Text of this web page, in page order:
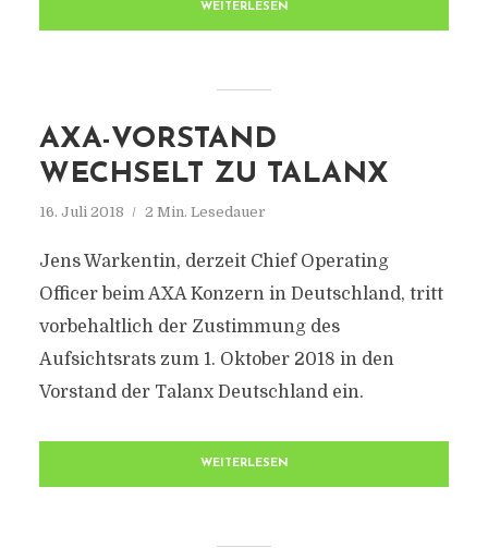
WEITERLESEN
AXA-VORSTAND
WECHSELT ZU TALANX
16. Juli 2018 2 Min. Lesedauer
Jens Warkentin, derzeit Chief Operating
Officer beim AXA Konzern in Deutschland, tritt
vorbehaltlich der Zustimmung des
Aufsichtsrats zum 1. Oktober 2018 in den
Vorstand der Talanx Deutschland ein.
WEITERLESEN